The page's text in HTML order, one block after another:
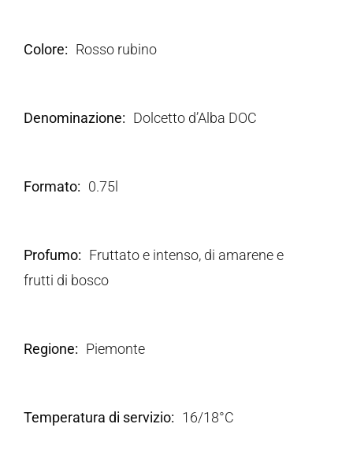
Colore Rosso rubino
Denominazione Dolcetto d’Alba DOC
Formato 0.75l
Profumo
Fruttato e intenso, di amarene e
frutti di bosco
Regione Piemonte
Temperatura di servizio 16/18°C